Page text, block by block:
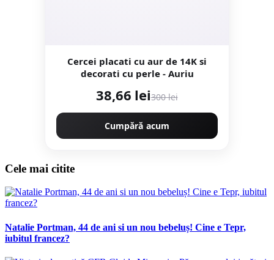
Cercei placati cu aur de 14K si
decorati cu perle - Auriu
38,66 lei300 lei
Cumpără acum
Cele mai citite
Natalie Portman, 44 de ani si un nou bebeluș! Cine e Tepr,
iubitul francez?